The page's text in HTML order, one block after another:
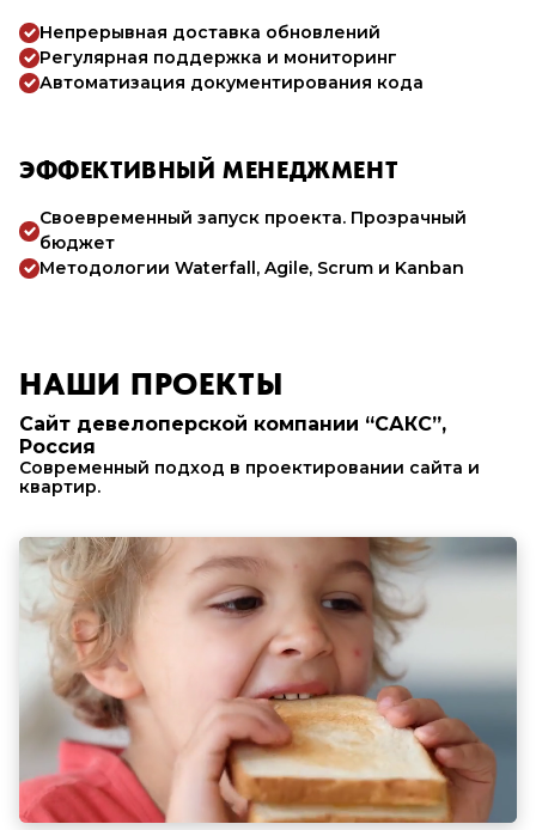
Непрерывная доставка обновлений
Регулярная поддержка и мониторинг
Автоматизация документирования кода
ЭФФЕКТИВНЫЙ МЕНЕДЖМЕНТ
Своевременный запуск проекта. Прозрачный
бюджет
Методологии Waterfall, Agile, Scrum и Kanban
НАШИ ПРОЕКТЫ
Сайт девелоперской компании “САКС”,
Россия
Современный подход в проектировании сайта и
квартир.